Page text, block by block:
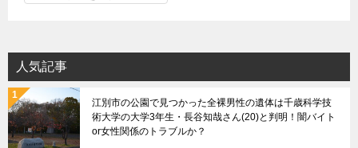
リ
ー
人気記事
江別市の公園で見つかった全裸男性の遺体は千歳科学技
術大学の大学3年生・長谷知哉さん(20)と判明！闇バイト
or女性関係のトラブルか？